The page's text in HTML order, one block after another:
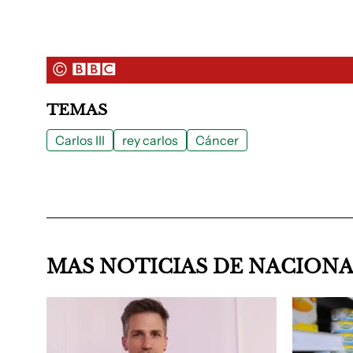
TEMAS
Carlos III rey carlos Cáncer
MAS NOTICIAS DE